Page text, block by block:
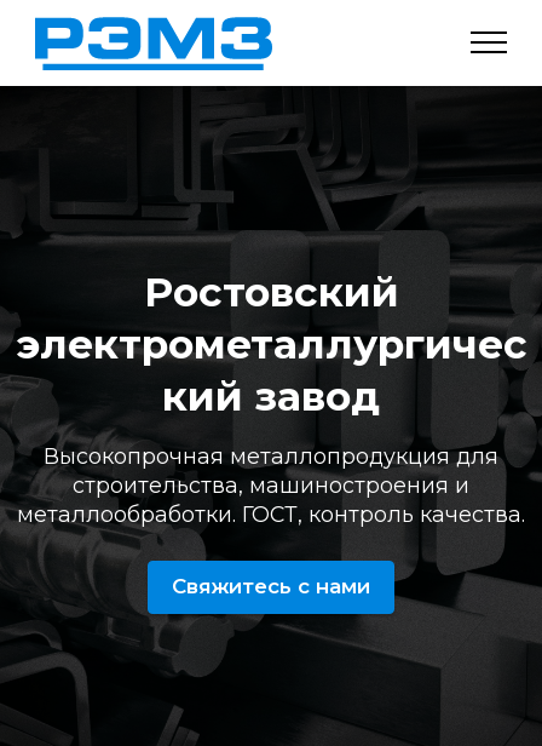
Ростовский
электрометаллургичес
кий завод
Высокопрочная металлопродукция для
строительства, машиностроения и
металлообработки. ГОСТ, контроль качества.
Свяжитесь с нами